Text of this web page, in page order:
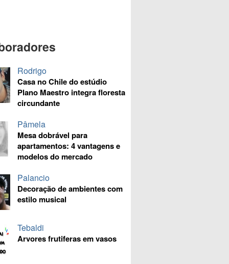
Rodrigo
Casa no Chile do estúdio
Plano Maestro integra floresta
circundante
Pâmela
Mesa dobrável para
apartamentos: 4 vantagens e
modelos do mercado
Palancio
Decoração de ambientes com
estilo musical
Tebaldi
Arvores frutiferas em vasos